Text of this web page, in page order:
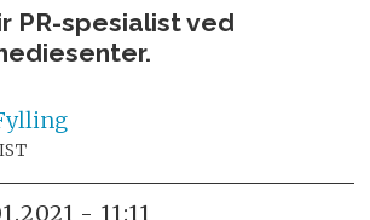
PR-spesialist ved
- 11:11